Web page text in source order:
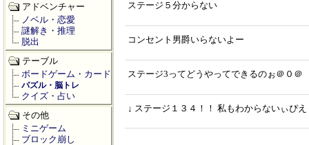
ステージ５分からない
コンセント男爵いらないよー
ステージ3ってどうやってできるのぉ＠０＠
↓ ステージ１３４！！ 私もわからないぃぴえ
アドベンチャー
ノベル・恋愛
謎解き・推理
脱出
テーブル
ボードゲーム・カード
パズル・脳トレ
クイズ・占い
その他
ミニゲーム
ブロック崩し